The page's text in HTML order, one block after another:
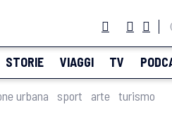
STORIE VIAGGI TV
urbana sport arte turismo